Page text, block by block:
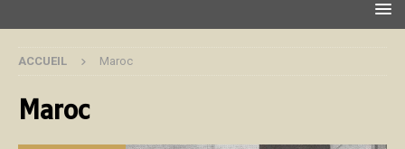
ACCUEIL Maroc
Maroc